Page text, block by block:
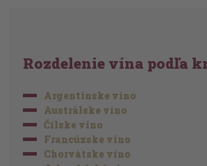
Rozdelenie vína podľa
Argentínske víno
Austrálske víno
Čílske víno
Francúzske víno
Chorvátske víno